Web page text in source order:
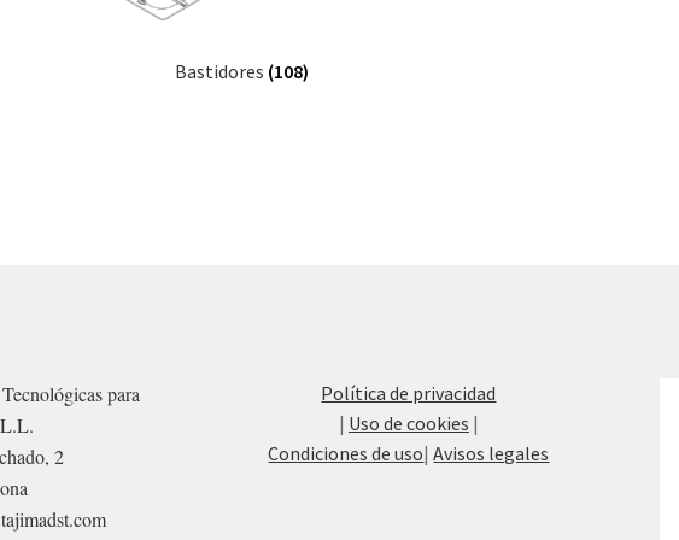
Bastidores (108)
para
2
Política de privacidad
| Uso de cookies |
Condiciones de uso|Avisos legales